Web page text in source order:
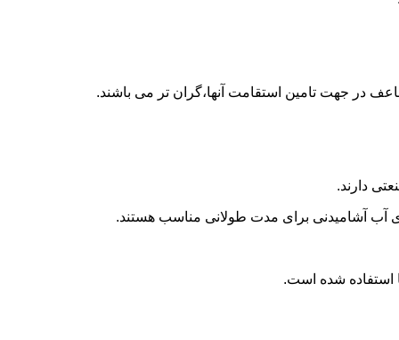
در جهت تامین استقامت آنها،گران تر می باشند.
دارند.
آب آشامیدنی برای مدت طولانی مناسب هستند.